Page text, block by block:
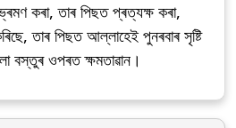
কৰা, তাৰ পিছত প্ৰত্যক্ষ কৰা,
তাৰ পিছত আল্লাহেই পুনৰবাৰ সৃষ্টি
বস্তুৰ ওপৰত ক্ষমতাৱান।